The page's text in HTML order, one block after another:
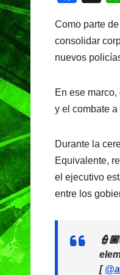
c
e
o
o
Como parte
consolidar
nuevos
En ese
y el combate
Durante la
Equivalente,
el ejecutivo
entre los
[